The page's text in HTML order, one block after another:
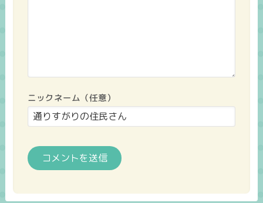
ニックネーム（任意）